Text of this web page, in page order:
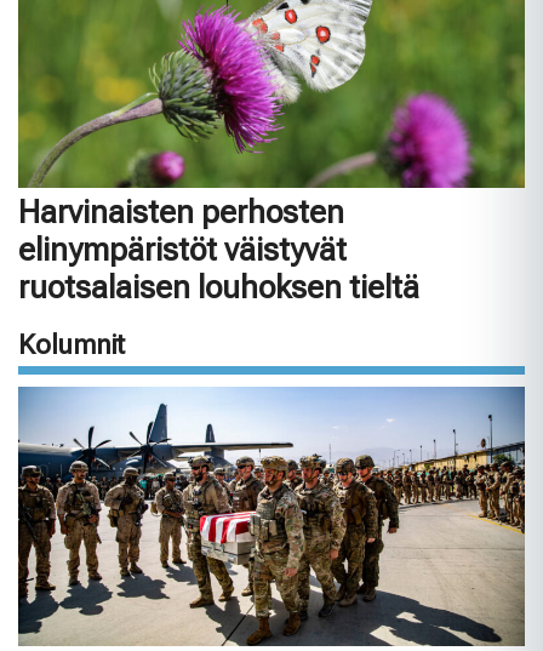
Harvinaisten perhosten
elinympäristöt väistyvät
ruotsalaisen louhoksen tieltä
Kolumnit